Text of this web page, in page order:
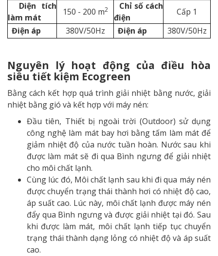
Diện tích
làm mát
150 - 200 m2
Chỉ số cách
điện
Cấp 1
Điện áp
380V/50Hz Điện áp 380V/50Hz
Nguyên lý hoạt động của điều hòa
siêu tiết kiệm Ecogreen
Bằng cách kết hợp quá trình giải nhiệt bằng nước, giải
nhiệt bằng gió và kết hợp với máy nén:
Đầu tiên, Thiết bị ngoài trời (Outdoor) sử dụng
công nghệ làm mát bay hơi bằng tấm làm mát để
giảm nhiệt độ của nước tuần hoàn. Nước sau khi
được làm mát sẽ đi qua Bình ngưng để giải nhiệt
cho môi chất lạnh.
Cùng lúc đó, Môi chất lạnh sau khi đi qua máy nén
được chuyển trạng thái thành hơi có nhiệt độ cao,
áp suất cao. Lúc này, môi chất lạnh được máy nén
đẩy qua Bình ngưng và được giải nhiệt tại đó. Sau
khi được làm mát, môi chất lạnh tiếp tục chuyển
trạng thái thành dạng lỏng có nhiệt độ và áp suất
cao.